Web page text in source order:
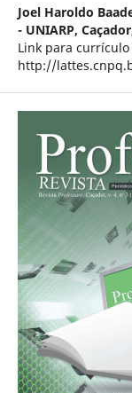
Joel Haroldo
- UNIARP,
Link para
http://